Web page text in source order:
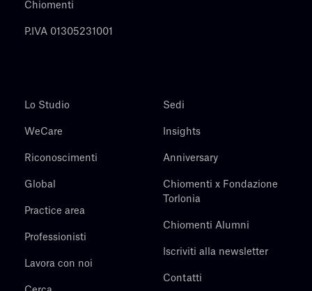
Chiomenti
P.IVA 01305231001
Lo Studio
WeCare
Riconoscimenti
Global
Practice area
Professionisti
Lavora con noi
Sedi
Insights
Anniversary
Chiomenti x Fondazione
Torlonia
Chiomenti Alumni
Iscriviti alla newsletter
Contatti